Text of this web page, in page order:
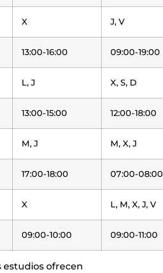
X J, V
13:00-16:00 09:00-19:00
L, J X, S, D
13:00-15:00 12:00-18:00
M, J M, X, J
17:00-18:00 07:00-08:00
X L, M, X, J, V
09:00-10:00 09:00-11:00
estudios ofrecen